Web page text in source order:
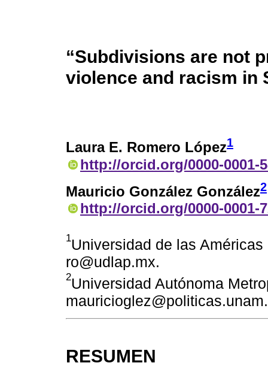
“Subdivisions are not
violence and racism in
Laura E. Romero López1
http://orcid.org/0000-0001-
Mauricio González González2
http://orcid.org/0000-0001-
1Universidad de las
ro@udlap.mx.
2Universidad Autónoma
mauricioglez@politicas.unam.
RESUMEN